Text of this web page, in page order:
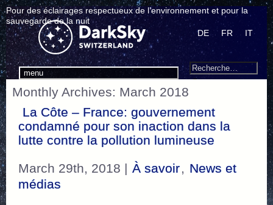
Pour des éclairages respectueux de l’environnement et pour la
sauvegarde de la nuit
menu
DE FR IT
Search
Recherche
Monthly Archives: March 2018
La Côte – France: gouvernement
condamné pour son inaction dans la
lutte contre la pollution lumineuse
March 29th, 2018 | À savoir, News et
médias